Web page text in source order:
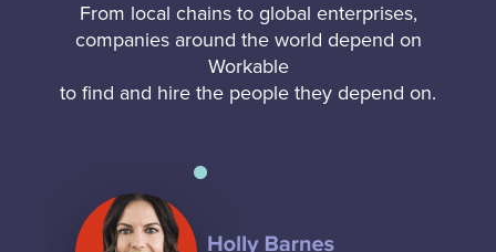
From local chains to global enterprises,
companies around the world depend on
Workable
to find and hire the people they depend on.